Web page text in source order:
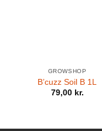
GROWSHOP
B’cuzz Soil B 1L
79,00 kr.